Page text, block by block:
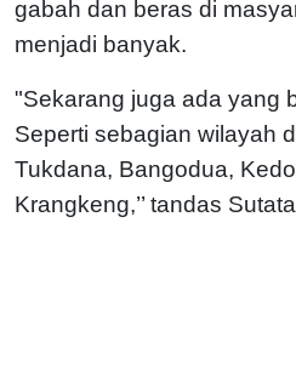
gabah dan beras di
menjadi banyak.
"Sekarang juga ada yang
Seperti sebagian wilayah
Tukdana, Bangodua,
Krangkeng,’’ tandas